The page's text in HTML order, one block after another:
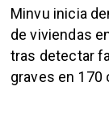
Minvu inicia
de viviendas
tras detectar
graves en 170